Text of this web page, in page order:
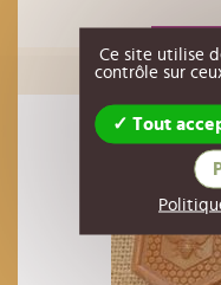
Ce site utilise
contrôle sur
Tout